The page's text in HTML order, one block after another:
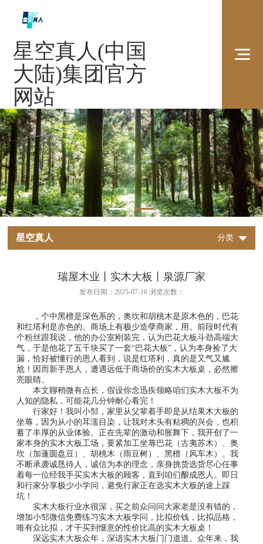
星空真人(中国
大陆)集团官方
网站
星空真人 分类
瑞屋木业丨实木大板丨泉源厂家
发布日期：2025-07-16 浏览次数：
，个中黑檀是深色系的，奥坎和胡桃木是原木色的，巴花
和红塔利是赤色的。商场上有极少造孽商家，用。前段时代有
个粉丝跟我说，他的办公室刚装完，认为巴花大板斗劲高端大
气，于是他花了五千块买了一套“巴花大板”，认为本身捡了大
漏，恰好被懂行的恩人看到，说是红塔利，真的是又气又尴
尬！因而新手恩人，遭遇远低于商场价的实木大板桌，必然擦
亮眼睛。
本文聊稍微有点长，假设你念迅疾领略咱们实木大板不为
人知的隐私，可能花几分钟耐心看完！
行家好！我叫小邹，家里从父辈着手即是从结果木大板的
坐蓐，因为从小的耳濡目染，让我对木头有粘稠的兴会，也积
蓄了丰厚的从业体验。正在先辈的激动和胀舞下，我开创了一
家本身的实木大板工场，要紧加工坐蓐巴花（古夷苏木）、奥
坎（加蓬圆盘豆）、胡桃木（雨豆树）、黑檀（风车木）。我
不断承袭诚恳待人，诚信为本的理念，亲身挑货选货尽心任事
着每一位经我手买实木大板的顾客，直到咱们酿成恩人。即日
和行家分享极少小学问，避免行家正在选实木大板的途上踩
坑！
实木大板行业水很深，买之前众问问大家老是没有错的，
增加小邹微信免费练习实木大板学问，比拟价钱，比拟品格，
唯有众比拟，才干买到惬意的性价比高的实木大板桌！
深远实木大板众年，深谙实木大板门门道道。众年来，我